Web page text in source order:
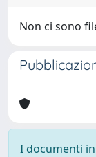
Non ci sono
I documenti